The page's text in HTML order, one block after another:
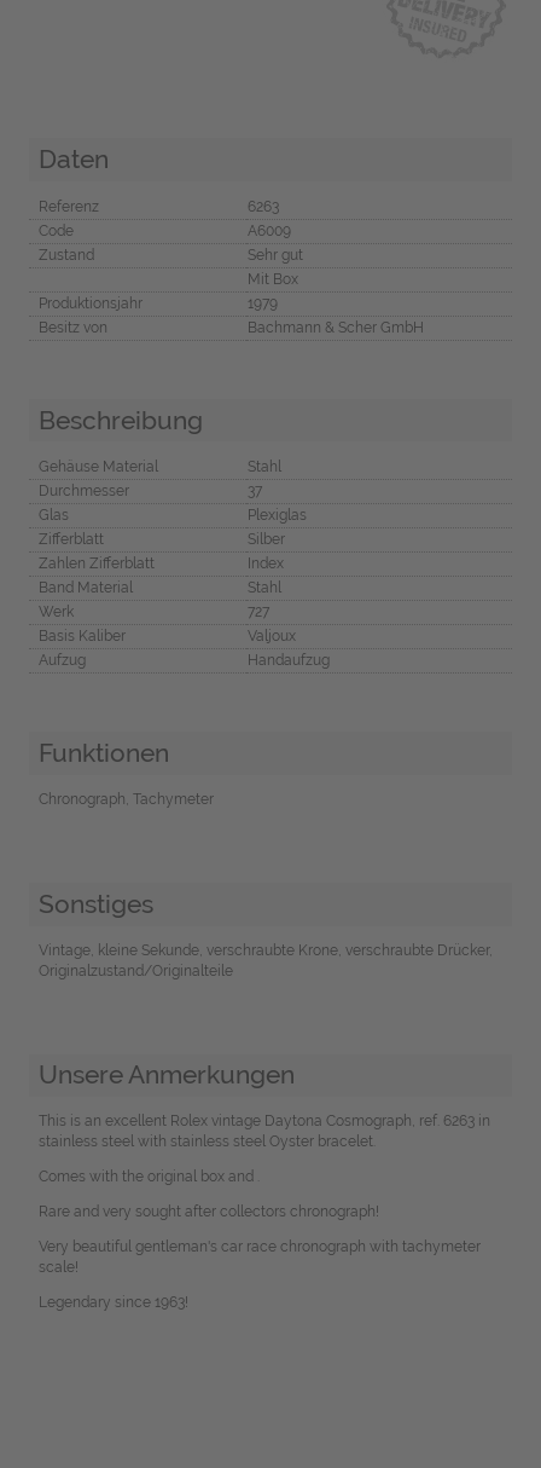
Daten
Referenz
6263
Code
A6009
Zustand
Sehr gut
Mit Box
Produktionsjahr
1979
Besitz von
Bachmann & Scher GmbH
Beschreibung
Gehäuse Material
Stahl
Durchmesser
37
Glas
Plexiglas
Zifferblatt
Silber
Zahlen Zifferblatt
Index
Band Material
Stahl
Werk
727
Basis Kaliber
Valjoux
Aufzug
Handaufzug
Funktionen
Chronograph, Tachymeter
Sonstiges
Vintage, kleine Sekunde, verschraubte Krone, verschraubte Drücker,
Originalzustand/Originalteile
Unsere Anmerkungen
This is an excellent Rolex vintage Daytona Cosmograph, ref. 6263 in
stainless steel with stainless steel Oyster bracelet.
Comes with the original box and .
Rare and very sought after collectors chronograph!
Very beautiful gentleman's car race chronograph with tachymeter
scale!
Legendary since 1963!